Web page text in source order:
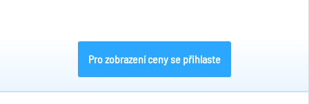
Pro zobrazení ceny se přihlaste